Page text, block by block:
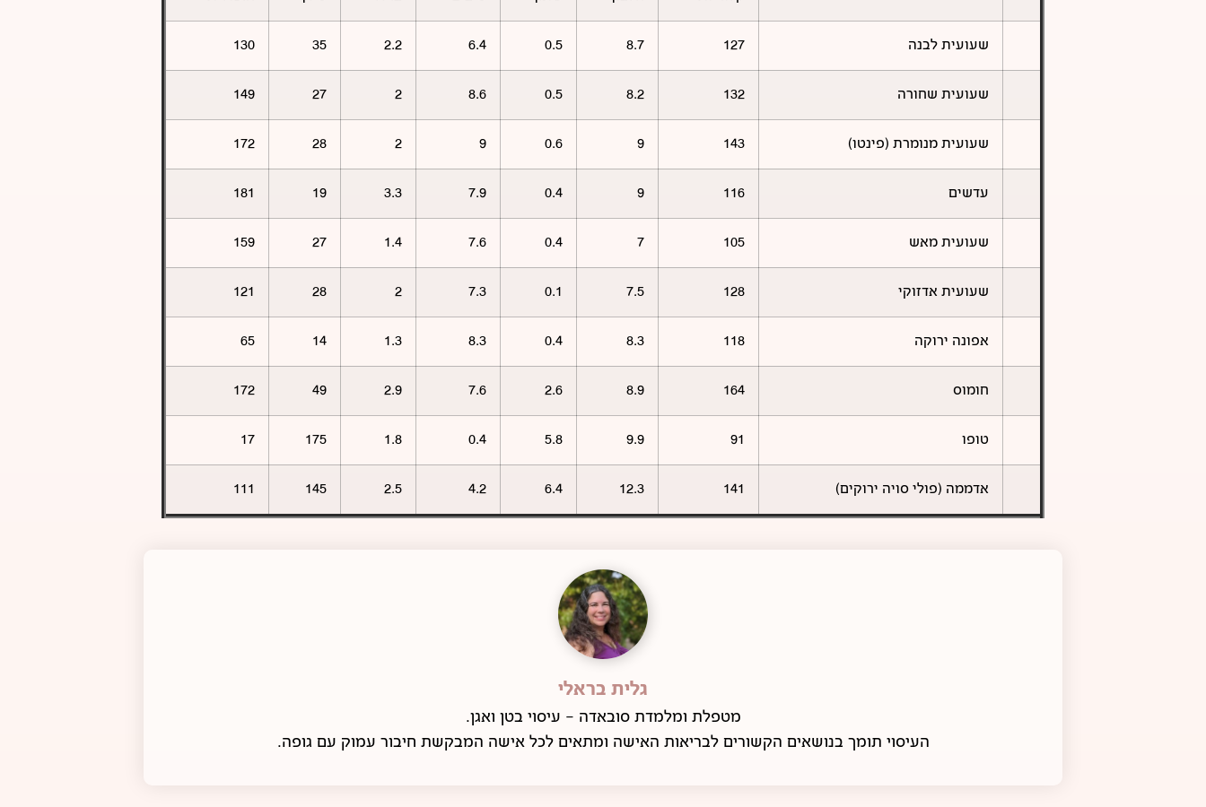
שעועית לבנה 127
8.7
0.5
6.4
2.2
35
130
שעועית שחורה 132
8.2
0.5
8.6
2
27
149
שעועית מנומרת (פינטו) 143
9
0.6
9
2
28
172
עדשים 116
9
0.4
7.9
3.3
19
181
שעועית מאש 105
7
0.4
7.6
1.4
27
159
שעועית אדזוקי 128
7.5
0.1
7.3
2
28
121
אפונה ירוקה 118
8.3
0.4
8.3
1.3
14
65
חומוס 164
8.9
2.6
7.6
2.9
49
172
טופו 91
9.9
5.8
0.4
1.8
175
17
אדממה (פולי סויה ירוקים) 141
12.3
6.4
4.2
2.5
145
111
גלית בראלי
מטפלת ומלמדת סובאדה - עיסוי בטן ואגן.
העיסוי תומך בנושאים הקשורים לבריאות האישה ומתאים לכל אישה המבקשת חיבור עמוק עם גופה.